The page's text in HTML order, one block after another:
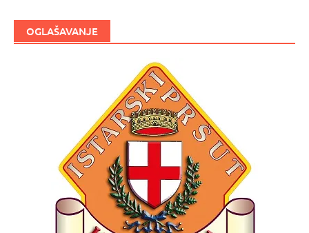
OGLAŠAVANJE